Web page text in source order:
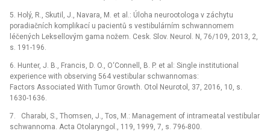
5. Holý, R., Skutil, J., Navara, M. et al.: Úloha neurootologa v záchytu
poradiačních komplikací u pacientů s vestibulárním schwannomem
léčených Leksellovým gama nožem. Cesk. Slov. Neurol. N, 76/109, 2013, 2,
s. 191-196.
6. Hunter, J. B., Francis, D. O., O‘Connell, B. P. et al: Single institutional
experience with observing 564 vestibular schwannomas:
Factors Associated With Tumor Growth. Otol Neurotol, 37, 2016, 10, s.
1630-1636.
7. Charabi, S., Thomsen, J., Tos, M.: Management of intrameatal vestibular
schwannoma. Acta Otolaryngol., 119, 1999, 7, s. 796-800.